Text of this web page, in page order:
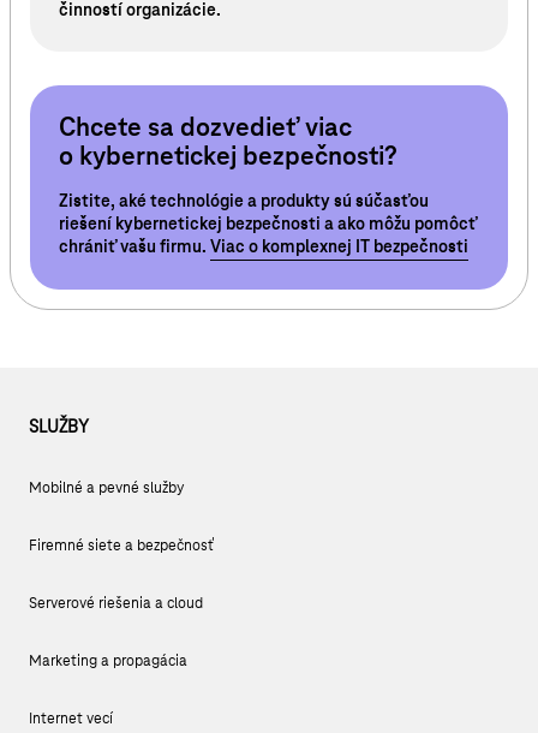
činností organizácie.
Chcete sa dozvedieť viac
o kybernetickej bezpečnosti?
Zistite, aké technológie a produkty sú súčasťou
riešení kybernetickej bezpečnosti a ako môžu pomôcť
chrániť vašu firmu. Viac o komplexnej IT bezpečnosti
SLUŽBY
Mobilné a pevné služby
Firemné siete a bezpečnosť
Serverové riešenia a cloud
Marketing a propagácia
Internet vecí